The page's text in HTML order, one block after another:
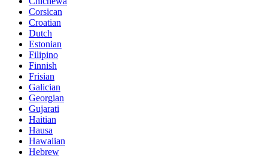
Corsican
Croatian
Dutch
Estonian
Filipino
Finnish
Frisian
Galician
Georgian
Gujarati
Haitian
Hausa
Hawaiian
Hebrew